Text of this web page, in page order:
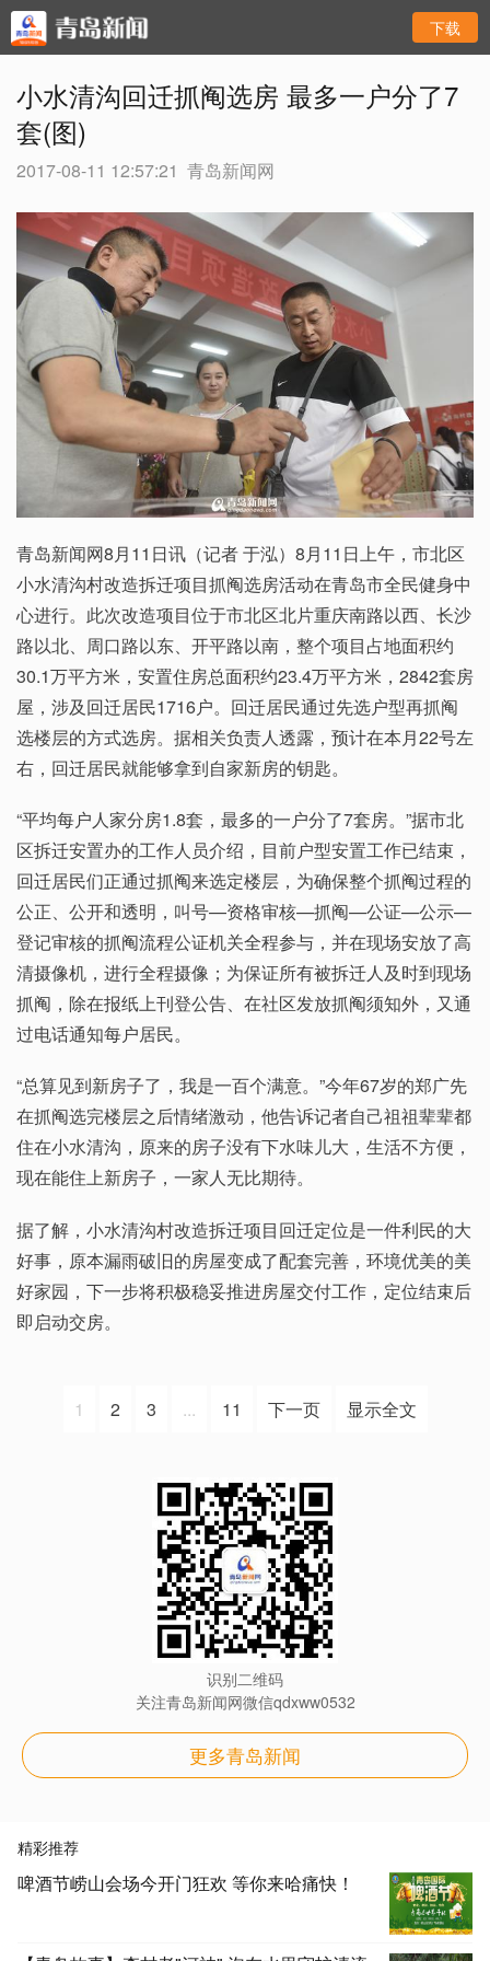
下载
小水清沟回迁抓阄选房 最多一户分了7
套(图)
2017-08-11 12:57:21 青岛新闻网
青岛新闻网8月11日讯（记者 于泓）8月11日上午，市北区
小水清沟村改造拆迁项目抓阄选房活动在青岛市全民健身中
心进行。此次改造项目位于市北区北片重庆南路以西、长沙
路以北、周口路以东、开平路以南，整个项目占地面积约
30.1万平方米，安置住房总面积约23.4万平方米，2842套房
屋，涉及回迁居民1716户。回迁居民通过先选户型再抓阄
选楼层的方式选房。据相关负责人透露，预计在本月22号左
右，回迁居民就能够拿到自家新房的钥匙。
“平均每户人家分房1.8套，最多的一户分了7套房。”据市北
区拆迁安置办的工作人员介绍，目前户型安置工作已结束，
回迁居民们正通过抓阄来选定楼层，为确保整个抓阄过程的
公正、公开和透明，叫号—资格审核—抓阄—公证—公示—
登记审核的抓阄流程公证机关全程参与，并在现场安放了高
清摄像机，进行全程摄像；为保证所有被拆迁人及时到现场
抓阄，除在报纸上刊登公告、在社区发放抓阄须知外，又通
过电话通知每户居民。
“总算见到新房子了，我是一百个满意。”今年67岁的郑广先
在抓阄选完楼层之后情绪激动，他告诉记者自己祖祖辈辈都
住在小水清沟，原来的房子没有下水味儿大，生活不方便，
现在能住上新房子，一家人无比期待。
据了解，小水清沟村改造拆迁项目回迁定位是一件利民的大
好事，原本漏雨破旧的房屋变成了配套完善，环境优美的美
好家园，下一步将积极稳妥推进房屋交付工作，定位结束后
即启动交房。
1 2 3 ... 11 下一页 显示全文
识别二维码
关注青岛新闻网微信qdxww0532
更多青岛新闻
精彩推荐
啤酒节崂山会场今开门狂欢 等你来哈痛快！